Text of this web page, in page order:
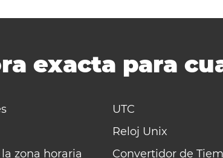
exacta para
zona horaria
UTC
Reloj Unix
Convertidor de